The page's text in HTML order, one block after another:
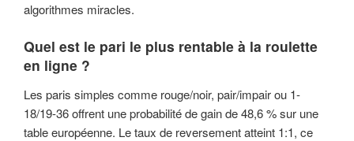
algorithmes miracles.
Quel est le pari le plus rentable à la roulette
en ligne ?
Les paris simples comme rouge/noir, pair/impair ou 1-
18/19-36 offrent une probabilité de gain de 48,6 % sur une
table européenne. Le taux de reversement atteint 1:1, ce